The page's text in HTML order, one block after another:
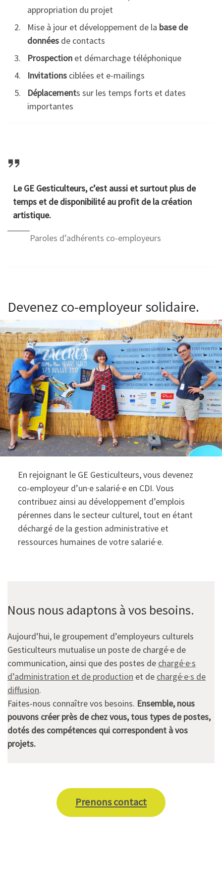
appropriation du projet
Mise à jour et développement de la base de
données de contacts
Prospection et démarchage téléphonique
Invitations ciblées et e-mailings
Déplacements sur les temps forts et dates
importantes
Le GE Gesticulteurs, c’est aussi et surtout plus de
temps et de disponibilité au profit de la création
artistique.
Paroles d’adhérents co-employeurs
Devenez co-employeur solidaire.
En rejoignant le GE Gesticulteurs, vous devenez
co-employeur d’un·e salarié·e en CDI. Vous
contribuez ainsi au développement d’emplois
pérennes dans le secteur culturel, tout en étant
déchargé de la gestion administrative et
ressources humaines de votre salarié·e.
Nous nous adaptons à vos besoins.
Aujourd’hui, le groupement d’employeurs culturels
Gesticulteurs mutualise un poste de chargé·e de
communication, ainsi que des postes de chargé·e·s
d’administration et de production et de chargé·e·s de
diffusion.
Faites-nous connaître vos besoins. Ensemble, nous
pouvons créer près de chez vous, tous types de postes,
dotés des compétences qui correspondent à vos
projets.
Prenons contact